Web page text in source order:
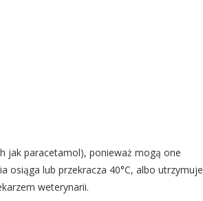
jak paracetamol), ponieważ mogą one
osiąga lub przekracza 40°C, albo utrzymuje
weterynarii.